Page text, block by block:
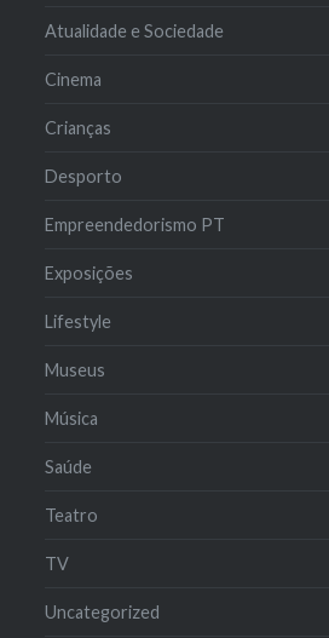
Atualidade e Sociedade
Cinema
Crianças
Desporto
Empreendedorismo PT
Exposições
Lifestyle
Museus
Música
Saúde
Teatro
TV
Uncategorized